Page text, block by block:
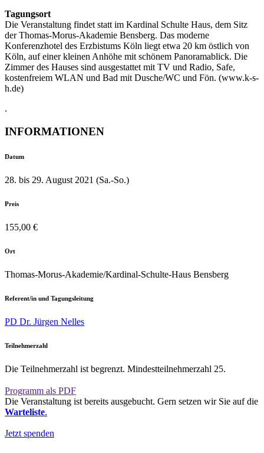
Tagungsort
Die Veranstaltung findet statt im Kardinal Schulte Haus, dem Sitz
der Thomas-Morus-Akademie Bensberg. Das moderne
Konferenzhotel des Erzbistums Köln liegt etwa 20 km östlich von
Köln, auf einer kleinen Anhöhe mit schönem Panoramablick. Die
Zimmer des Hauses sind ausgestattet mit TV und Radio, Safe,
kostenfreiem WLAN und Bad mit Dusche/WC und Fön. (www.k-s-
h.de)
.
INFORMATIONEN
Datum
28. bis 29. August 2021 (Sa.-So.)
Preis
155,00 €
Ort
Thomas-Morus-Akademie/Kardinal-Schulte-Haus Bensberg
Referent/in und Tagungsleitung
PD Dr. Jürgen Nelles
Teilnehmerzahl
Die Teilnehmerzahl ist begrenzt. Mindestteilnehmerzahl 25.
Programm als PDF
Die Veranstaltung ist bereits ausgebucht. Gern setzen wir Sie auf die
Warteliste.
Jetzt spenden